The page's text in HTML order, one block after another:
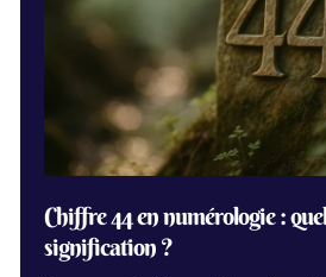
Chiffre 44 en numérologie :
signification ?